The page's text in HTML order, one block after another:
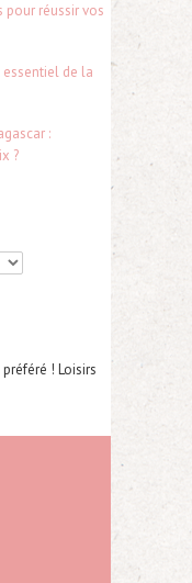
pour réussir vos
de la
:
?
! Loisirs